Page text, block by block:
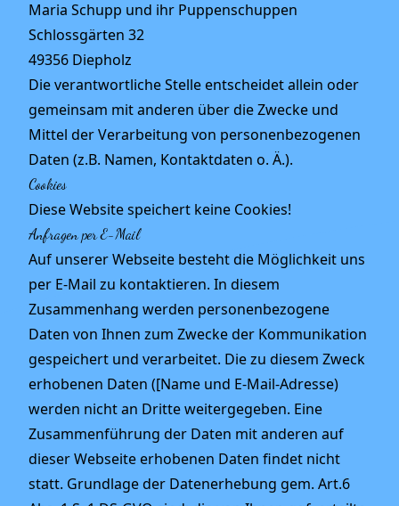
Maria Schupp und ihr Puppenschuppen
Schlossgärten 32
49356 Diepholz
Die verantwortliche Stelle entscheidet allein oder
gemeinsam mit anderen über die Zwecke und
Mittel der Verarbeitung von personenbezogenen
Daten (z.B. Namen, Kontaktdaten o. Ä.).
Cookies
Diese Website speichert keine Cookies!
Anfragen per E-Mail
Auf unserer Webseite besteht die Möglichkeit uns
per E-Mail zu kontaktieren. In diesem
Zusammenhang werden personenbezogene
Daten von Ihnen zum Zwecke der Kommunikation
gespeichert und verarbeitet. Die zu diesem Zweck
erhobenen Daten ([Name und E-Mail-Adresse)
werden nicht an Dritte weitergegeben. Eine
Zusammenführung der Daten mit anderen auf
dieser Webseite erhobenen Daten findet nicht
statt. Grundlage der Datenerhebung gem. Art.6